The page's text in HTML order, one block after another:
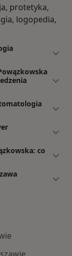
protetyka,
logopedia,
co